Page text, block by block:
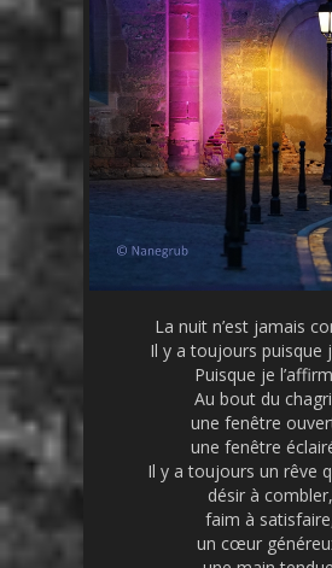
La nuit n’est jamais
Il y a toujours puisque
Puisque je
Au bout du
une fenêtre
une fenêtre
Il y a toujours un rêve
désir à combler,
faim à
un cœur